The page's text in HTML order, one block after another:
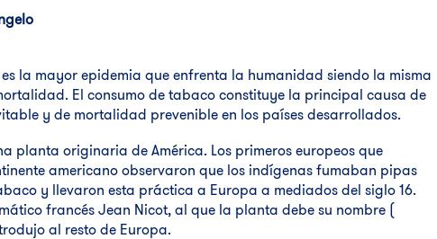
la mayor epidemia que enfrenta la humanidad siendo la misma
El consumo de tabaco constituye la principal causa de
y de mortalidad prevenible en los países desarrollados.
planta originaria de América. Los primeros europeos que
americano observaron que los indígenas fumaban pipas
y llevaron esta práctica a Europa a mediados del siglo 16.
francés Jean Nicot, al que la planta debe su nombre (
al resto de Europa.